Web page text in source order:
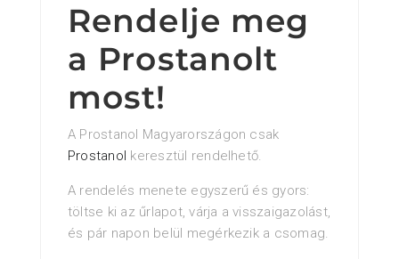
Rendelje meg
a Prostanolt
most!
A Prostanol Magyarországon csak
Prostanol keresztül rendelhető.
A rendelés menete egyszerű és gyors:
töltse ki az űrlapot, várja a visszaigazolást,
és pár napon belül megérkezik a csomag.